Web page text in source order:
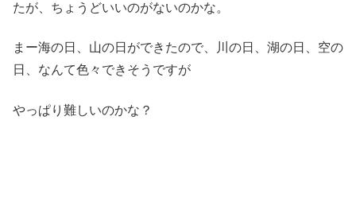
たが、ちょうどいいのがないのかな。
まー海の日、山の日ができたので、川の日、湖の日、空の
日、なんて色々できそうですが
やっぱり難しいのかな？